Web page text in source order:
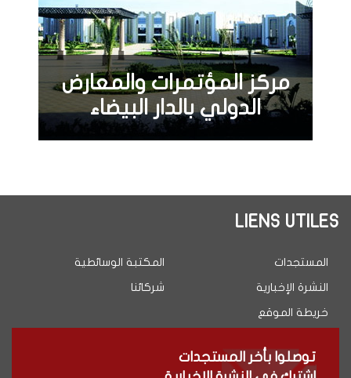
مركز المؤتمرات والمعارض
الدولي بالدار البيضاء
LIENS UTILES
المستجدات
النشرة الإخبارية
خريطة الموقع
المكتبة الوسائطية
شركائنا
توصلوا بأخر المستجدات